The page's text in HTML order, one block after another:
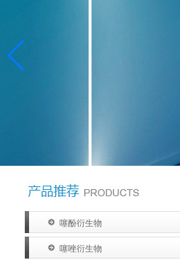
噻酚衍生物
噻唑衍生物